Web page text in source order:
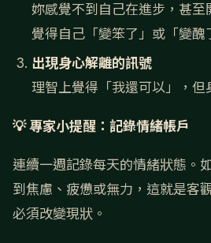
妳感覺不到自己在進步，甚至
覺得自己「變笨了」或「變醜
出現身心解離的訊號
理智上覺得「我還可以」，但
💡 專家小提醒：記錄情緒帳戶
連續一週記錄每天的情緒狀態。
到焦慮、疲憊或無力，這就是客
必須改變現狀。